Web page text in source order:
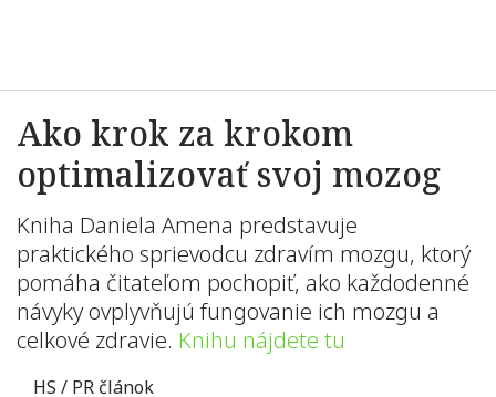
Ako krok za krokom
optimalizovať svoj mozog
Kniha Daniela Amena predstavuje
praktického sprievodcu zdravím mozgu, ktorý
pomáha čitateľom pochopiť, ako každodenné
návyky ovplyvňujú fungovanie ich mozgu a
celkové zdravie. Knihu nájdete tu
HS / PR článok